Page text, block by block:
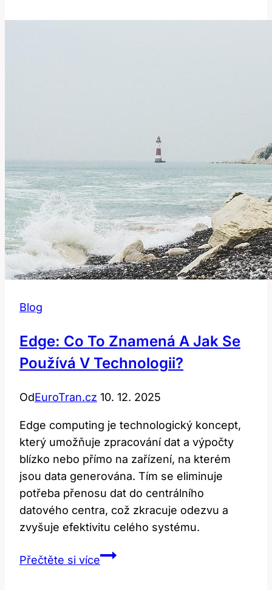
Blog
Edge: Co To Znamená A Jak Se
Používá V Technologii?
OdEuroTran.cz 10. 12. 2025
Edge computing je technologický koncept,
který umožňuje zpracování dat a výpočty
blízko nebo přímo na zařízení, na kterém
jsou data generována. Tím se eliminuje
potřeba přenosu dat do centrálního
datového centra, což zkracuje odezvu a
zvyšuje efektivitu celého systému.
Přečtěte si víceEdge: